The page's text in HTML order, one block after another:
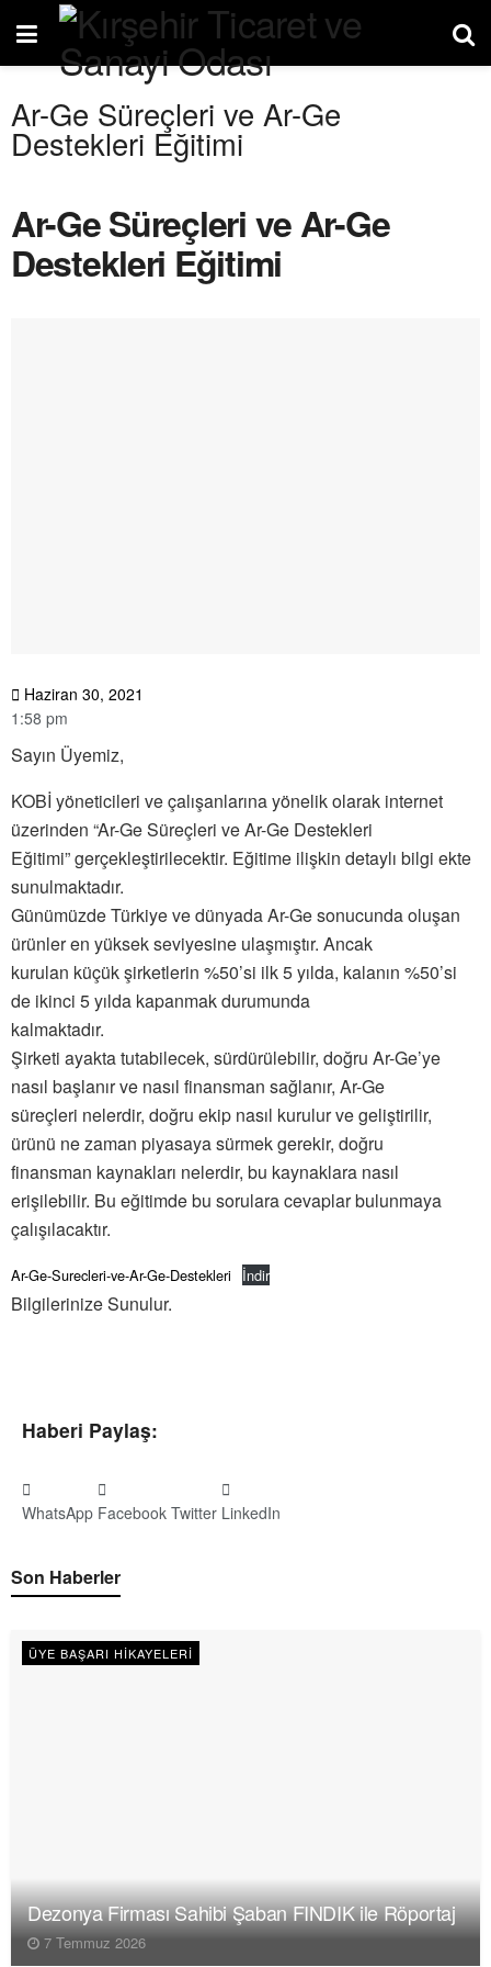
Ar-Ge Süreçleri ve Ar-Ge
Destekleri Eğitimi
Ar-Ge Süreçleri ve Ar-Ge
Destekleri Eğitimi
Haziran 30, 2021
1:58 pm
Sayın Üyemiz,
KOBİ yöneticileri ve çalışanlarına yönelik olarak internet
üzerinden “Ar-Ge Süreçleri ve Ar-Ge Destekleri
Eğitimi” gerçekleştirilecektir. Eğitime ilişkin detaylı bilgi ekte
sunulmaktadır.
Günümüzde Türkiye ve dünyada Ar-Ge sonucunda oluşan
ürünler en yüksek seviyesine ulaşmıştır. Ancak
kurulan küçük şirketlerin %50’si ilk 5 yılda, kalanın %50’si
de ikinci 5 yılda kapanmak durumunda
kalmaktadır.
Şirketi ayakta tutabilecek, sürdürülebilir, doğru Ar-Ge’ye
nasıl başlanır ve nasıl finansman sağlanır, Ar-Ge
süreçleri nelerdir, doğru ekip nasıl kurulur ve geliştirilir,
ürünü ne zaman piyasaya sürmek gerekir, doğru
finansman kaynakları nelerdir, bu kaynaklara nasıl
erişilebilir. Bu eğitimde bu sorulara cevaplar bulunmaya
çalışılacaktır.
Ar-Ge-Surecleri-ve-Ar-Ge-Destekleri İndir
Bilgilerinize Sunulur.
Haberi Paylaş:
WhatsApp Facebook Twitter LinkedIn
Son Haberler
ÜYE BAŞARI HIKAYELERI
Dezonya Firması Sahibi Şaban FINDIK ile Röportaj
7 Temmuz 2026